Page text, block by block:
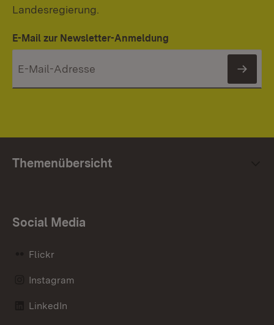
Landesregierung.
E-Mail zur Newsletter-Anmeldung
Themenübersicht
Social Media
Flickr
Instagram
LinkedIn